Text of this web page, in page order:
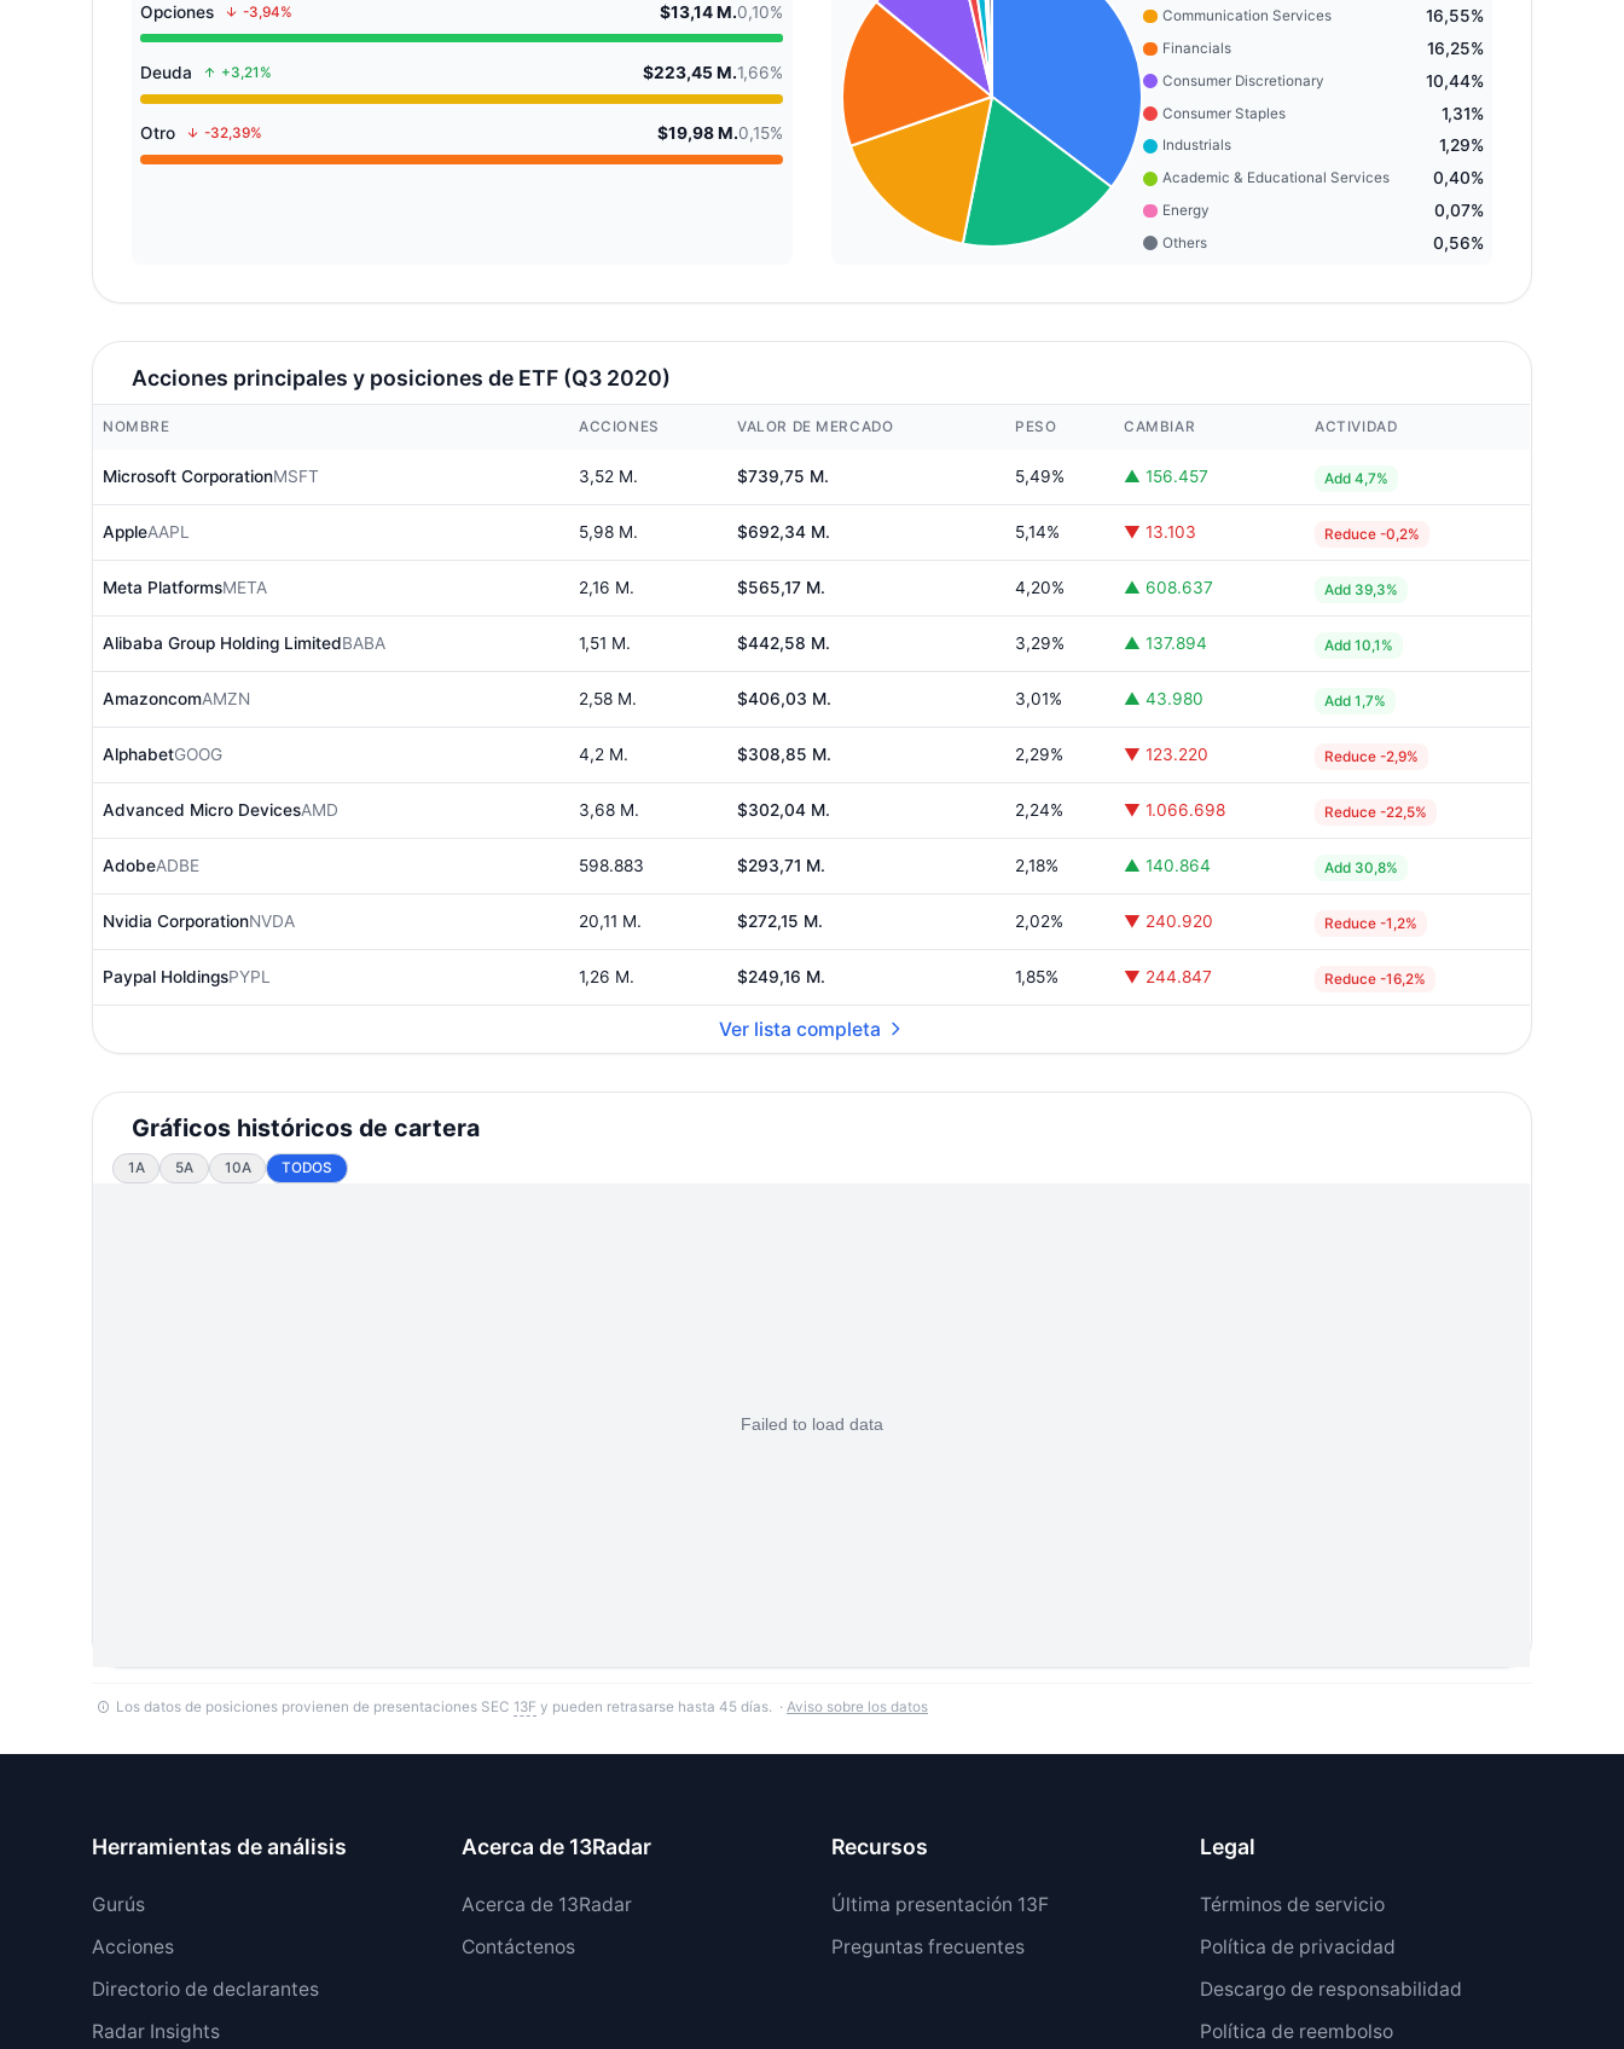
Opciones -3,94% $13,14 M.0,10%
Deuda +3,21% $223,45 M.1,66%
Otro -32,39% $19,98 M.0,15%
Communication Services 16,55%
Financials 16,25%
Consumer Discretionary 10,44%
Consumer Staples 1,31%
Industrials 1,29%
Academic & Educational Services 0,40%
Energy 0,07%
Others 0,56%
Acciones principales y posiciones de ETF (Q3 2020)
NOMBRE ACCIONES VALOR DE MERCADO PESO CAMBIAR ACTIVIDAD
Microsoft CorporationMSFT 3,52 M. $739,75 M. 5,49% ▲ 156.457 Add 4,7%
AppleAAPL 5,98 M. $692,34 M. 5,14% ▼ 13.103 Reduce -0,2%
Meta PlatformsMETA 2,16 M. $565,17 M. 4,20% ▲ 608.637 Add 39,3%
Alibaba Group Holding LimitedBABA 1,51 M. $442,58 M. 3,29% ▲ 137.894 Add 10,1%
AmazoncomAMZN 2,58 M. $406,03 M. 3,01% ▲ 43.980 Add 1,7%
AlphabetGOOG 4,2 M. $308,85 M. 2,29% ▼ 123.220 Reduce -2,9%
Advanced Micro DevicesAMD 3,68 M. $302,04 M. 2,24% ▼ 1.066.698 Reduce -22,5%
AdobeADBE 598.883 $293,71 M. 2,18% ▲ 140.864 Add 30,8%
Nvidia CorporationNVDA 20,11 M. $272,15 M. 2,02% ▼ 240.920 Reduce -1,2%
Paypal HoldingsPYPL 1,26 M. $249,16 M. 1,85% ▼ 244.847 Reduce -16,2%
Ver lista completa
Gráficos históricos de cartera
1A 5A 10A TODOS
Los datos de posiciones provienen de presentaciones SEC 13F y pueden retrasarse hasta 45 días. · Aviso sobre los datos
Herramientas de análisis
Gurús
Acciones
Directorio de declarantes
Radar Insights
Acerca de 13Radar
Acerca de 13Radar
Contáctenos
Recursos
Última presentación 13F
Preguntas frecuentes
Legal
Términos de servicio
Política de privacidad
Descargo de responsabilidad
Política de reembolso